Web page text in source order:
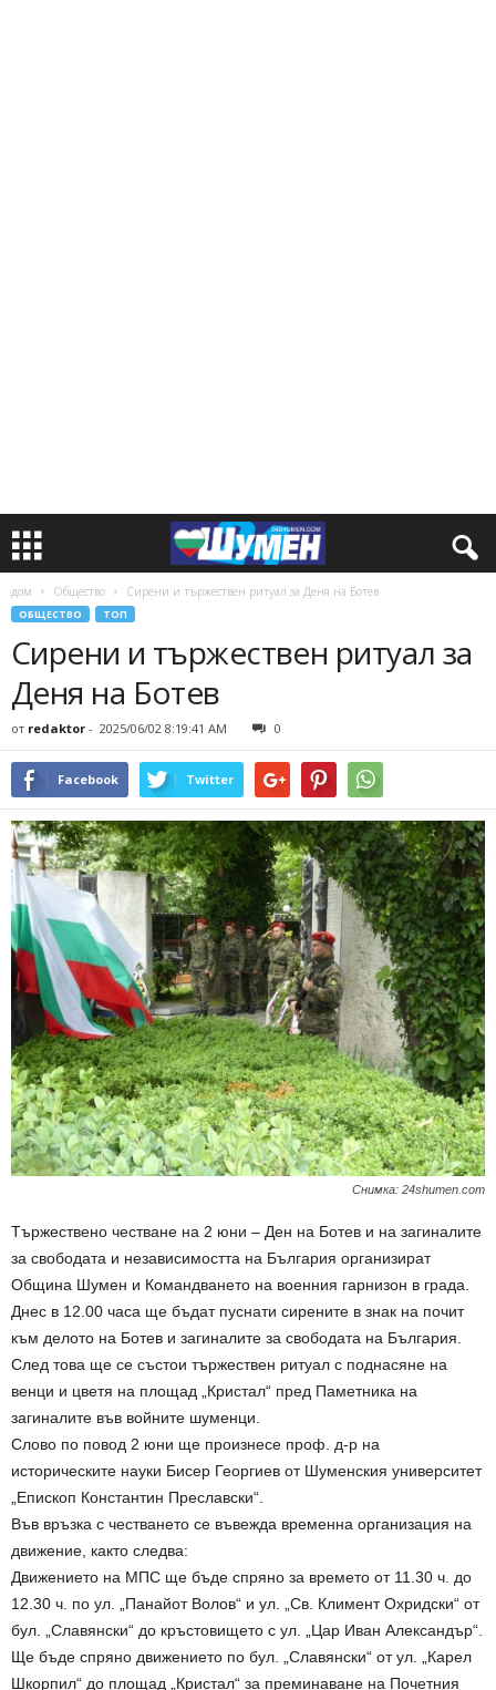
дом Общество Сирени и тържествен ритуал за Деня на Ботев
ОБЩЕСТВО ТОП
Сирени и тържествен ритуал за
Деня на Ботев
от redaktor - 2025/06/02 8:19:41 AM 0
Facebook Twitter
Снимка: 24shumen.com
Тържествено честване на 2 юни – Ден на Ботев и на загиналите
за свободата и независимостта на България организират
Община Шумен и Командването на военния гарнизон в града.
Днес в 12.00 часа ще бъдат пуснати сирените в знак на почит
към делото на Ботев и загиналите за свободата на България.
След това ще се състои тържествен ритуал с поднасяне на
венци и цветя на площад „Кристал“ пред Паметника на
загиналите във войните шуменци.
Слово по повод 2 юни ще произнесе проф. д-р на
историческите науки Бисер Георгиев от Шуменския университет
„Епископ Константин Преславски“.
Във връзка с честването се въвежда временна организация на
движение, както следва:
Движението на МПС ще бъде спряно за времето от 11.30 ч. до
12.30 ч. по ул. „Панайот Волов“ и ул. „Св. Климент Охридски“ от
бул. „Славянски“ до кръстовището с ул. „Цар Иван Александър“.
Ще бъде спряно движението по бул. „Славянски“ от ул. „Карел
Шкорпил“ до площад „Кристал“ за преминаване на Почетния